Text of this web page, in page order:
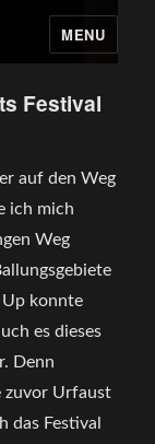
MENU
Festival
auf den Weg
ich mich
Weg
Up konnte
es dieses
Denn
zuvor Urfaust
das Festival